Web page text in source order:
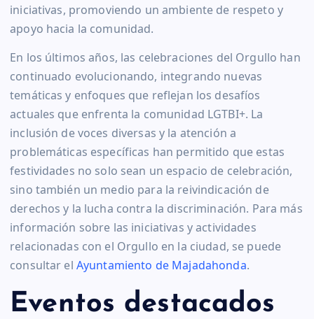
iniciativas, promoviendo un ambiente de respeto y
apoyo hacia la comunidad.
En los últimos años, las celebraciones del Orgullo han
continuado evolucionando, integrando nuevas
temáticas y enfoques que reflejan los desafíos
actuales que enfrenta la comunidad LGTBI+. La
inclusión de voces diversas y la atención a
problemáticas específicas han permitido que estas
festividades no solo sean un espacio de celebración,
sino también un medio para la reivindicación de
derechos y la lucha contra la discriminación. Para más
información sobre las iniciativas y actividades
relacionadas con el Orgullo en la ciudad, se puede
consultar el Ayuntamiento de Majadahonda.
Eventos destacados